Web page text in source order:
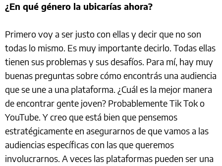
¿En qué género la ubicarías ahora?
Primero voy a ser justo con ellas y decir que no son
todas lo mismo. Es muy importante decirlo. Todas ellas
tienen sus problemas y sus desafíos. Para mí, hay muy
buenas preguntas sobre cómo encontrás una audiencia
que se une a una plataforma. ¿Cuál es la mejor manera
de encontrar gente joven? Probablemente Tik Tok o
YouTube. Y creo que está bien que pensemos
estratégicamente en asegurarnos de que vamos a las
audiencias específicas con las que queremos
involucrarnos. A veces las plataformas pueden ser una